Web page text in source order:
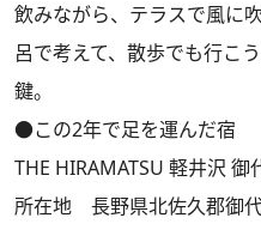
飲みながら、テラスで風に
呂で考えて、散歩でも行こ
鍵。
●この2年で足を運んだ宿
THE HIRAMATSU 軽井沢 御
所在地 長野県北佐久郡御